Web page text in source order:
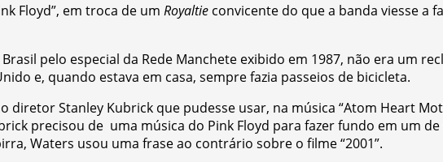
Floyd”, em troca de um Royaltie convicente do que a banda viesse a
pelo especial da Rede Manchete exibido em 1987, não era um
e, quando estava em casa, sempre fazia passeios de bicicleta.
diretor Stanley Kubrick que pudesse usar, na música “Atom Heart
precisou de uma música do Pink Floyd para fazer fundo em um
Waters usou uma frase ao contrário sobre o filme “2001”.